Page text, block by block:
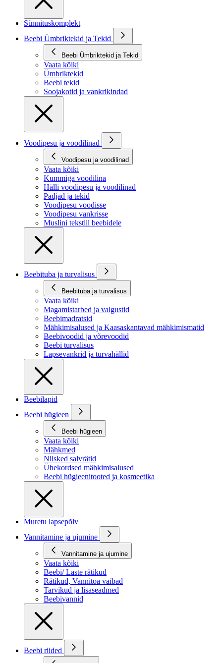
Sünnituskomplekt
Beebi Ümbriktekid ja Tekid
Beebi Ümbriktekid ja Tekid
Vaata kõiki
Ümbriktekid
Beebi tekid
Soojakotid ja vankrikindad
Voodipesu ja voodilinad
Voodipesu ja voodilinad
Vaata kõiki
Kummiga voodilina
Hälli voodipesu ja voodilinad
Padjad ja tekid
Voodipesu voodisse
Voodipesu vankrisse
Muslini tekstiil beebidele
Beebituba ja turvalisus
Beebituba ja turvalisus
Vaata kõiki
Magamistarbed ja valgustid
Beebimadratsid
Mähkimisalused ja Kaasaskantavad mähkimismatid
Beebivoodid ja võrevoodid
Beebi turvalisus
Lapsevankrid ja turvahällid
Beebilapid
Beebi hügieen
Beebi hügieen
Vaata kõiki
Mähkmed
Niisked salvrätid
Ühekordsed mähkimisalused
Beebi hügieenitooted ja kosmeetika
Muretu lapsepõlv
Vannitamine ja ujumine
Vannitamine ja ujumine
Vaata kõiki
Beebi/ Laste rätikud
Rätikud, Vannitoa vaibad
Tarvikud ja lisaseadmed
Beebivannid
Beebi riided